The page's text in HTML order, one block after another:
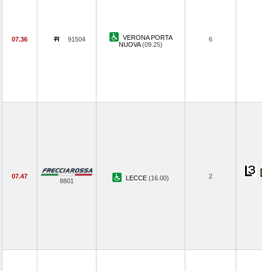
07.36 91504
VERONA PORTA
NUOVA(09.25)
6
07.47
8801 LECCE (16.00) 2